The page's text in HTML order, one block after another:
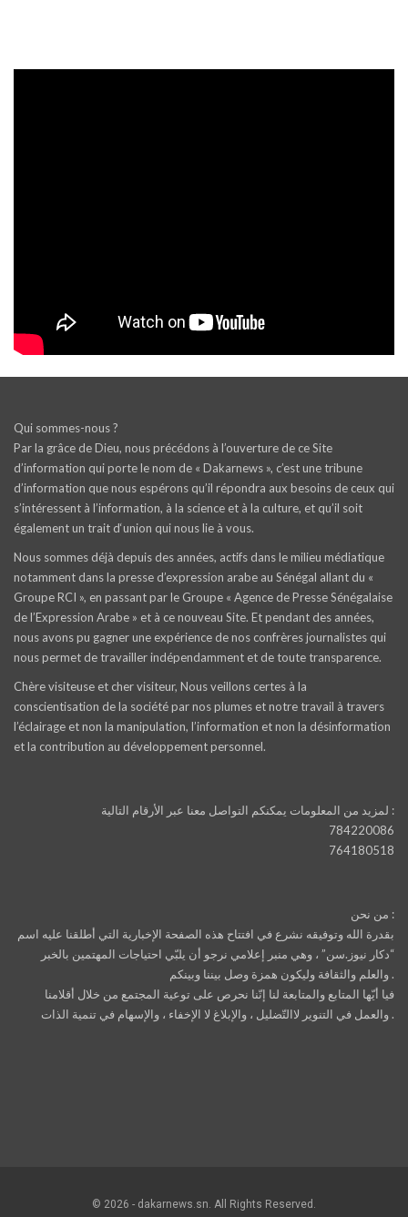
Qui sommes-nous ?
Par la grâce de Dieu, nous précédons à l’ouverture de ce Site
d’information qui porte le nom de « Dakarnews », c’est une tribune
d’information que nous espérons qu’il répondra aux besoins de ceux qui
s’intéressent à l’information, à la science et à la culture, et qu’il soit
également un trait d‘union qui nous lie à vous.
Nous sommes déjà depuis des années, actifs dans le milieu médiatique
notamment dans la presse d’expression arabe au Sénégal allant du «
Groupe RCI », en passant par le Groupe « Agence de Presse Sénégalaise
de l’Expression Arabe » et à ce nouveau Site. Et pendant des années,
nous avons pu gagner une expérience de nos confrères journalistes qui
nous permet de travailler indépendamment et de toute transparence.
Chère visiteuse et cher visiteur, Nous veillons certes à la
conscientisation de la société par nos plumes et notre travail à travers
l’éclairage et non la manipulation, l’information et non la désinformation
et la contribution au développement personnel.
لمزيد من المعلومات يمكنكم التواصل معنا عبر الأرقام التالية :
784220086
764180518
من نحن :
بقدرة الله وتوفيقه نشرع في افتتاح هذه الصفحة الإخبارية التي أطلقنا عليه اسم
“دكار نيوز.سن” ، وهي منبر إعلامي نرجو أن يلبّي احتياجات المهتمين بالخبر
والعلم والثقافة وليكون همزة وصل بيننا وبينكم .
فيا أيّها المتابع والمتابعة لنا إنّنا نحرص على توعية المجتمع من خلال أقلامنا
والعمل في التنوير لاالتّضليل ، والإبلاغ لا الإخفاء ، والإسهام في تنمية الذات .
© 2026 - dakarnews.sn. All Rights Reserved.